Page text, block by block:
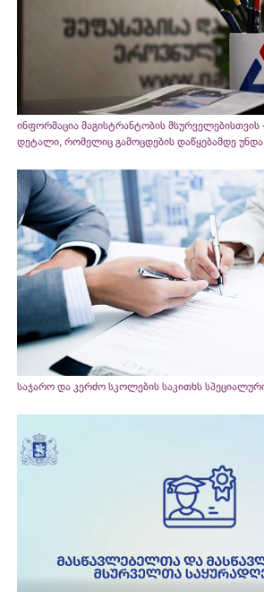
ინფორმაცია მაგისტრანტობის
დეტალი, რომელიც გამოცდების დაწყებამდე
საჯარო და კერძო სკოლების საკითხს